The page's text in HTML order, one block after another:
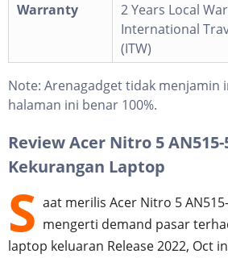
Warranty
2 Years Local
International
(ITW)
Note: Arenagadget tidak menjamin
halaman ini benar 100%.
Review Acer Nitro 5
Kekurangan Laptop
S aat merilis Acer Nitro 5
mengerti demand pasar
laptop keluaran Release 2022, Oct